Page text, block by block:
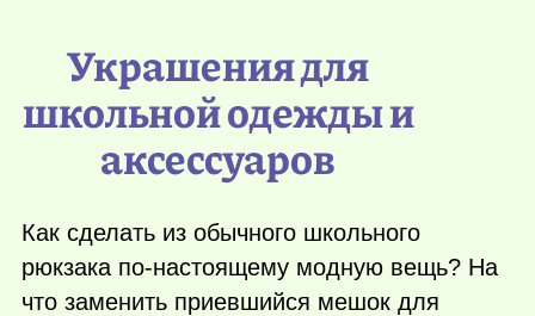
Украшения для
школьной одежды и
аксессуаров
Как сделать из обычного школьного
рюкзака по-настоящему модную вещь? На
что заменить приевшийся мешок для